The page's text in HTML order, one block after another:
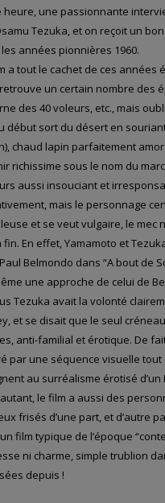
heure, une passionnante
Tezuka, et on reçoit un
années pionnières 1960.
a tout le cachet de ces années
un certain nombre des
des 40 voleurs, etc., mais
début sort du désert en
chaud lapin parfaitement
richissime sous le nom du
aussi insouciant et
mais le personnage
et se veut vulgaire, le
fin. En effet, Yamamoto et
Belmondo dans “A bout de
une approche de celui de
Tezuka avait la volonté
et se disait que le seul
anti-familial et érotique. De
par une séquence visuelle
au surréalisme érotisé d’un
le film a aussi des
frisés d’une part, et d’autre
un film typique de l’époque
ni charme, simple trublion
depuis !